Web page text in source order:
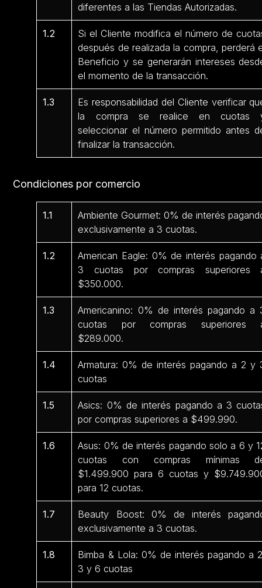
diferentes a las Tiendas Autorizadas.
1.2
Si el Cliente modifica el número de
después de realizada la compra, perderá
Beneficio y se generarán intereses
el momento de la transacción.
1.3
Es responsabilidad del Cliente verificar
la compra se realice en cuotas
seleccionar el número permitido antes
finalizar la transacción.
Condiciones por comercio
1.1
Ambiente Gourmet: 0% de interés
exclusivamente a 3 cuotas.
1.2
American Eagle: 0% de interés pagando
3 cuotas por compras superiores
$350.000.
1.3
Americanino: 0% de interés pagando a
cuotas por compras superiores
$289.000.
1.4
Armatura: 0% de interés pagando a 2 y
cuotas
1.5
Asics: 0% de interés pagando a 3
por compras superiores a $499.990.
1.6
Asus: 0% de interés pagando solo a 6 y
cuotas con compras mínimas
$1.499.900 para 6 cuotas y
para 12 cuotas.
1.7
Beauty Boost: 0% de interés
exclusivamente a 3 cuotas.
1.8
Bimba & Lola: 0% de interés pagando a
3 y 6 cuotas